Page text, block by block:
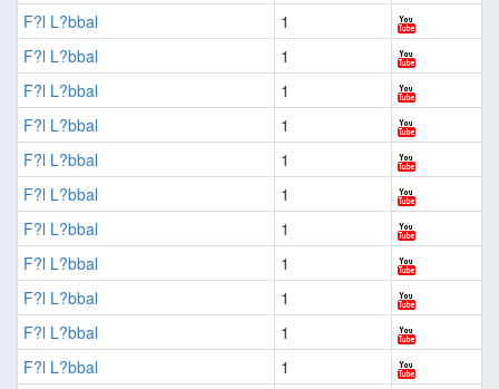
F?l L?bbal
1
F?l L?bbal
1
F?l L?bbal
1
F?l L?bbal
1
F?l L?bbal
1
F?l L?bbal
1
F?l L?bbal
1
F?l L?bbal
1
F?l L?bbal
1
F?l L?bbal
1
F?l L?bbal
1